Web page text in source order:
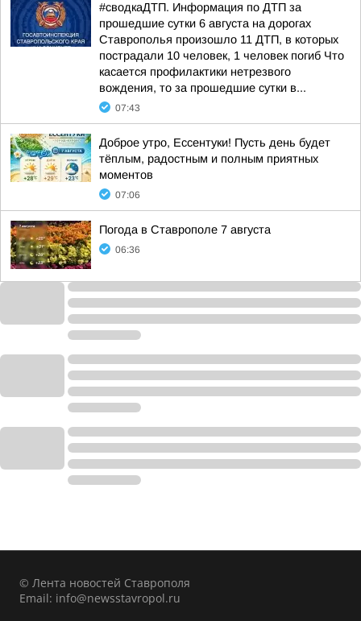
#сводкаДТП. Информация по ДТП за
прошедшие сутки 6 августа на дорогах
Ставрополья произошло 11 ДТП, в которых
пострадали 10 человек, 1 человек погиб Что
касается профилактики нетрезвого
вождения, то за прошедшие сутки в...
07:43
Доброе утро, Ессентуки! Пусть день будет
тёплым, радостным и полным приятных
моментов
07:06
Погода в Ставрополе 7 августа
06:36
© Лента новостей Ставрополя
Email: info@newsstavropol.ru